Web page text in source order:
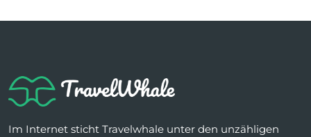
Im Internet sticht Travelwhale unter den unzähligen